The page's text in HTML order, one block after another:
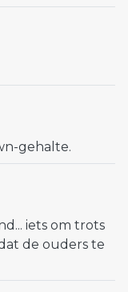
gehalte.
iets om trots
de ouders te